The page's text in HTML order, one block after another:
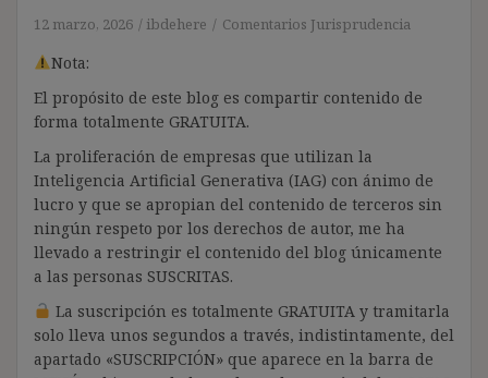
12 marzo, 2026 ibdehere Comentarios Jurisprudencia
Nota:
El propósito de este blog es compartir contenido de
forma totalmente GRATUITA.
La proliferación de empresas que utilizan la
Inteligencia Artificial Generativa (IAG) con ánimo de
lucro y que se apropian del contenido de terceros sin
ningún respeto por los derechos de autor, me ha
llevado a restringir el contenido del blog únicamente
a las personas SUSCRITAS.
La suscripción es totalmente GRATUITA y tramitarla
solo lleva unos segundos a través, indistintamente, del
apartado «SUSCRIPCIÓN» que aparece en la barra de